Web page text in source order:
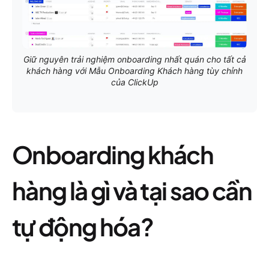
Giữ nguyên trải nghiệm onboarding nhất quán cho tất cả
khách hàng với Mẫu Onboarding Khách hàng tùy chỉnh
của ClickUp
Onboarding khách
hàng là gì và tại sao cần
tự động hóa?